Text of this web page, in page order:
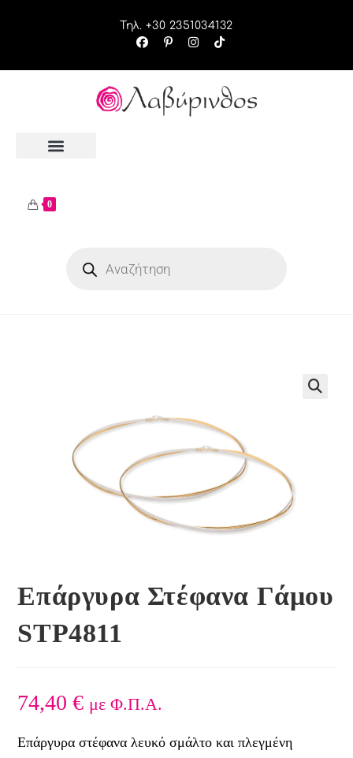
Τηλ. +30 2351034132
0
Επάργυρα Στέφανα Γάμου
STP4811
74,40€ με Φ.Π.Α.
Επάργυρα στέφανα λευκό σμάλτο και πλεγμένη